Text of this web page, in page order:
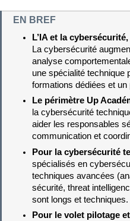
EN BREF
La cybersécurité
analyse
une spécialité technique
formations dédiées et
Le périmètre Up
la cybersécurité
aider les responsables
communication et
Pour la cybersécurité
spécialisés en
techniques avancées
sécurité, threat
sont longs et techniques.
Pour le volet pilotage